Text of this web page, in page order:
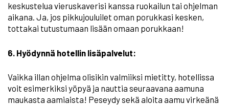
keskustelua vieruskaverisi kanssa ruokailun tai ohjelman
aikana. Ja, jos pikkujouluilet oman porukkasi kesken,
tottakai tutustumaan lisään omaan porukkaan!
6. Hyödynnä hotellin lisäpalvelut:
Vaikka illan ohjelma olisikin valmiiksi mietitty, hotellissa
voit esimerkiksi yöpyä ja nauttia seuraavana aamuna
maukasta aamiaista! Peseydy sekä aloita aamu virkeänä